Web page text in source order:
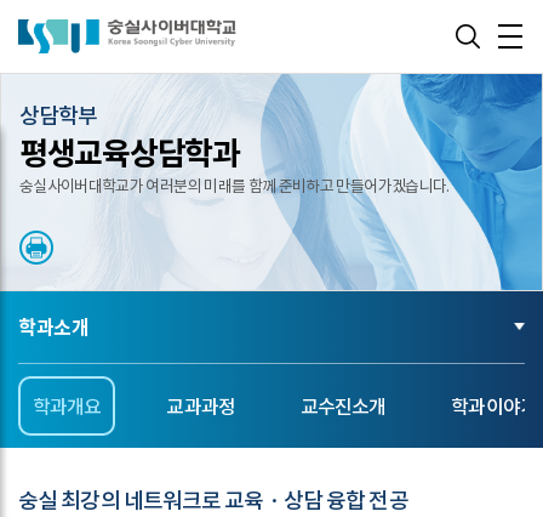
바로가기
메뉴
상담학부
평생교육상담학과
숭실사이버대학교가 여러분의 미래를 함께 준비하고 만들어가겠습니다.
학과소개
학과개요 교과과정 교수진소개 학과이야기
숭실 최강의 네트워크로 교육 · 상담 융합 전공